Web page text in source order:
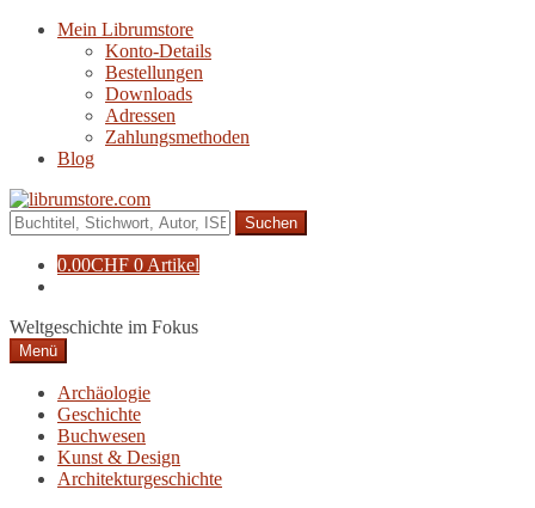
Navigation
Zum
Mein Librumstore
Konto-Details
Bestellungen
Downloads
Adressen
Zahlungsmethoden
Blog
Suche
nach:
0.00CHF 0 Artikel
Weltgeschichte im Fokus
Menü
Archäologie
Geschichte
Buchwesen
Kunst & Design
Architekturgeschichte